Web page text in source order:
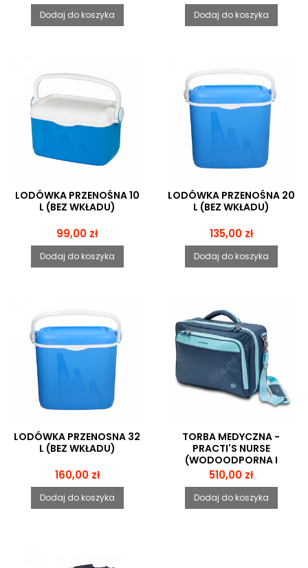
Dodaj do koszyka Dodaj do koszyka
LODÓWKA PRZENOŚNA 10
L (BEZ WKŁADU)
Cena
99,00 zł
Dodaj do koszyka
LODÓWKA PRZENOŚNA 20
L (BEZ WKŁADU)
Cena
135,00 zł
Dodaj do koszyka
LODÓWKA PRZENOSNA 32
L (BEZ WKŁADU)
Cena
160,00 zł
Dodaj do koszyka
TORBA MEDYCZNA -
PRACTI'S NURSE
(WODOODPORNA I
ZMYWALNA)
Cena
510,00 zł
Dodaj do koszyka